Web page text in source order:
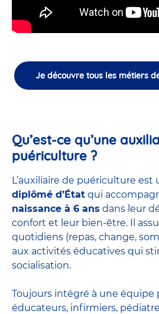
Je découvre tous les métiers
Qu’est-ce qu’une
puériculture ?
L’auxiliaire de puériculture est
diplômé d’État qui
naissance à 6 ans dans leur
confort et leur bien-être. Il
quotidiens (repas, change,
aux activités éducatives qui
socialisation.
Toujours intégré à une équipe
éducateurs, infirmiers,